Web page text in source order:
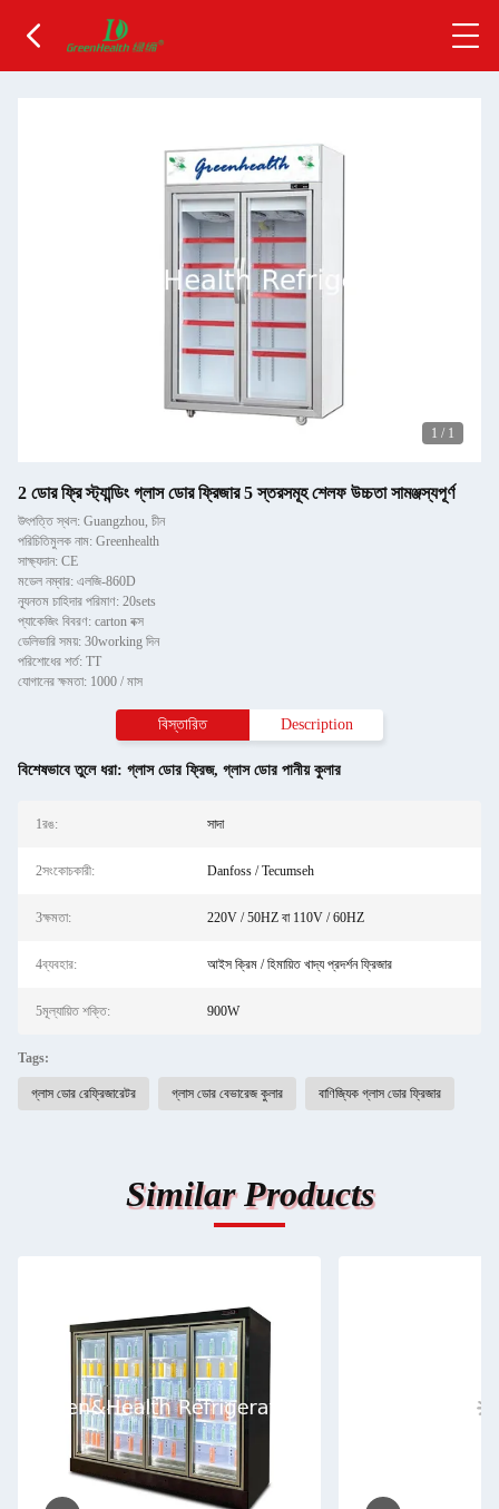
1 / 1
2 ডোর ফ্রি স্ট্যান্ডিং গ্লাস ডোর ফ্রিজার 5 স্তরসমূহ শেলফ উচ্চতা সামঞ্জস্যপূর্ণ
উৎপত্তি স্থল: Guangzhou, চীন
পরিচিতিমুলক নাম: Greenhealth
সাক্ষ্যদান: CE
মডেল নম্বার: এলজি-860D
ন্যূনতম চাহিদার পরিমাণ: 20sets
প্যাকেজিং বিবরণ: carton বক্স
ডেলিভারি সময়: 30working দিন
পরিশোধের শর্ত: TT
যোগানের ক্ষমতা: 1000 / মাস
বিস্তারিত Description
বিশেষভাবে তুলে ধরা: গ্লাস ডোর ফ্রিজ, গ্লাস ডোর পানীয় কুলার
1রঙ: সাদা
2সংকোচকারী: Danfoss / Tecumseh
3ক্ষমতা: 220V / 50HZ বা 110V / 60HZ
4ব্যবহার: আইস ক্রিম / হিমায়িত খাদ্য প্রদর্শন ফ্রিজার
5মূল্যায়িত শক্তি: 900W
Tags:
গ্লাস ডোর রেফ্রিজারেটর গ্লাস ডোর বেভারেজ কুলার বাণিজ্যিক গ্লাস ডোর ফ্রিজার
Similar Products